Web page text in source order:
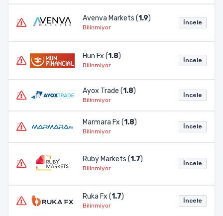
Avenva Markets (1.9)
Bilinmiyor
İncele
Hun Fx (1.8)
Bilinmiyor
İncele
Ayox Trade (1.8)
Bilinmiyor
İncele
Marmara Fx (1.8)
Bilinmiyor
İncele
Ruby Markets (1.7)
Bilinmiyor
İncele
Ruka Fx (1.7)
Bilinmiyor
İncele